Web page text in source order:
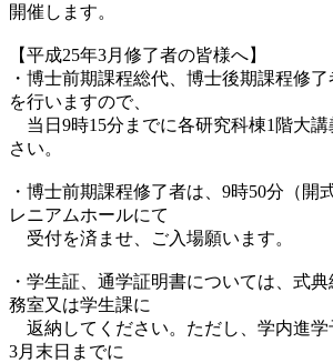
開催します。
【平成25年3月修了者の皆様へ】
・博士前期課程総代、博士後期課程修
を行いますので、
当日9時15分までに各研究科棟1階大
さい。
・博士前期課程修了者は、9時50分（開
レニアムホールにて
受付を済ませ、ご入場願います。
・学生証、通学証明書については、式
務室又は学生課に
返納してください。ただし、学内進学
3月末日までに